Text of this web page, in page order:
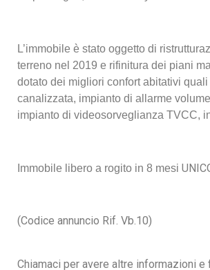
L’immobile è stato oggetto di
terreno nel 2019 e rifinitura dei piani
dotato dei migliori confort abitativi
canalizzata, impianto di allarme
impianto di videosorveglianza TVCC,
Immobile libero a rogito in 8 mesi
(Codice annuncio Rif. Vb.10)
Chiamaci per avere altre informazioni e